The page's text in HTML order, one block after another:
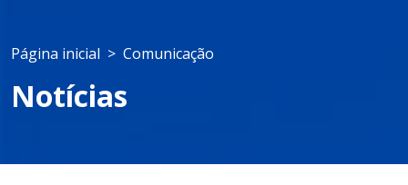
Página inicial Comunicação
Notícias